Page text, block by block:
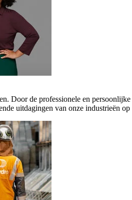
Door de professionele en
uitdagingen van onze industrieën op